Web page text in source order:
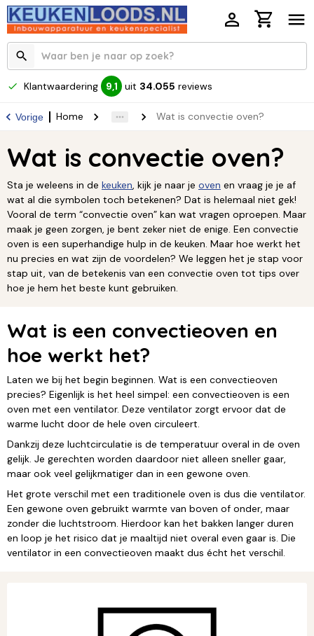
Klantwaardering 9,1 uit 34.055 reviews
Vorige Home Wat is convectie oven?
Wat is convectie oven?
Sta je weleens in de keuken, kijk je naar je oven en vraag je je af
wat al die symbolen toch betekenen? Dat is helemaal niet gek!
Vooral de term “convectie oven” kan wat vragen oproepen. Maar
maak je geen zorgen, je bent zeker niet de enige. Een convectie
oven is een superhandige hulp in de keuken. Maar hoe werkt het
nu precies en wat zijn de voordelen? We leggen het je stap voor
stap uit, van de betekenis van een convectie oven tot tips over
hoe je hem het beste kunt gebruiken.
Wat is een convectieoven en
hoe werkt het?
Laten we bij het begin beginnen. Wat is een convectieoven
precies? Eigenlijk is het heel simpel: een convectieoven is een
oven met een ventilator. Deze ventilator zorgt ervoor dat de
warme lucht door de hele oven circuleert.
Dankzij deze luchtcirculatie is de temperatuur overal in de oven
gelijk. Je gerechten worden daardoor niet alleen sneller gaar,
maar ook veel gelijkmatiger dan in een gewone oven.
Het grote verschil met een traditionele oven is dus die ventilator.
Een gewone oven gebruikt warmte van boven of onder, maar
zonder die luchtstroom. Hierdoor kan het bakken langer duren
en loop je het risico dat je maaltijd niet overal even gaar is. Die
ventilator in een convectieoven maakt dus écht het verschil.